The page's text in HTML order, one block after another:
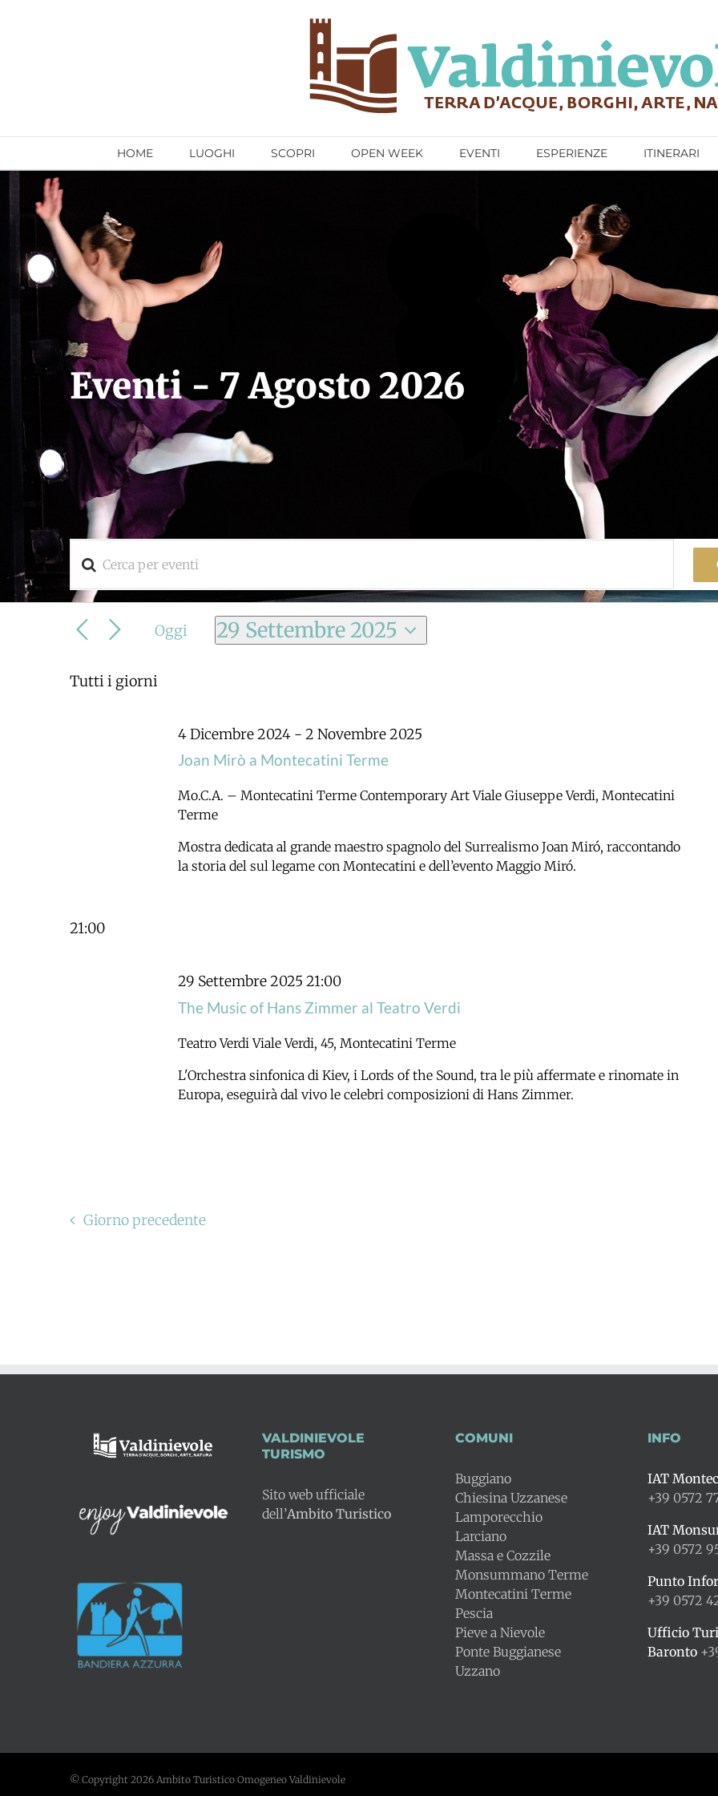
HOME LUOGHI SCOPRI OPEN WEEK EVENTI ESPERIENZE ITINERARI
Eventi - 7 Agosto 2026
Eventi
Ricerca
viste
Navigazione
Inserisci
Parola
Chiave.
Cerca
Eventi
Parola
Oggi
29 Settembre 2025
Seleziona
Tutti i giorni
4 Dicembre 2024 -2 Novembre 2025
Joan Mirò a Montecatini Terme
Mo.C.A. – Montecatini Terme Contemporary ArtViale Giuseppe Verdi, Montecatini
Terme
Mostra dedicata al grande maestro spagnolo del Surrealismo Joan Miró, raccontando
la storia del sul legame con Montecatini e dell’evento Maggio Miró.
21:00
29 Settembre 2025 21:00
The Music of Hans Zimmer al Teatro Verdi
Teatro VerdiViale Verdi, 45, Montecatini Terme
L'Orchestra sinfonica di Kiev, i Lords of the Sound, tra le più affermate e rinomate in
Europa, eseguirà dal vivo le celebri composizioni di Hans Zimmer.
Giorno precedente
VALDINIEVOLE
TURISMO
Sito web ufficiale
dell’Ambito Turistico
COMUNI
Buggiano
Chiesina Uzzanese
Lamporecchio
Larciano
Massa e Cozzile
Monsummano Terme
Montecatini Terme
Pescia
Pieve a Nievole
Ponte Buggianese
Uzzano
INFO
IAT
+39 0572
IAT
+39 0572
Punto
+39 0572
Ufficio
Baronto
© Copyright 2026 Ambito Turistico Omogeneo Valdinievole